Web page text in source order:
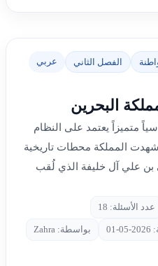
الفصل الثاني عربي
البحرين
متميزاً يعتمد على النظام
شهدت المملكة محطات تاريخية
بن علي آل خليفة الذي لُقب
عدد الأسئلة: 18
بواسطة: Zahra